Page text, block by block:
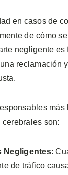
en casos de
de cómo
negligente es
reclamación
más
son:
Negligentes:
de tráfico